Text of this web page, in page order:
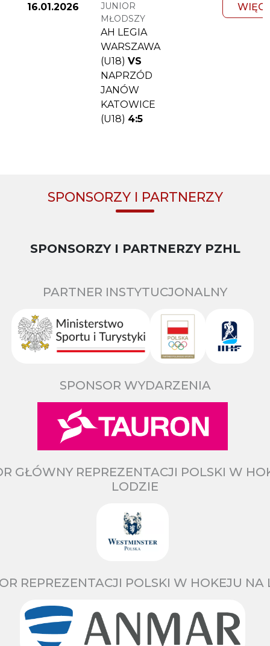
16.01.2026
JUNIOR
MŁODSZY
AH LEGIA
WARSZAWA
(U18) VS
NAPRZÓD
JANÓW
KATOWICE
(U18) 4:5
SPONSORZY I PARTNERZY
SPONSORZY I PARTNERZY PZHL
PARTNER INSTYTUCJONALNY
SPONSOR WYDARZENIA
GŁÓWNY REPREZENTACJI POLSKI W
LODZIE
REPREZENTACJI POLSKI W HOKEJU NA